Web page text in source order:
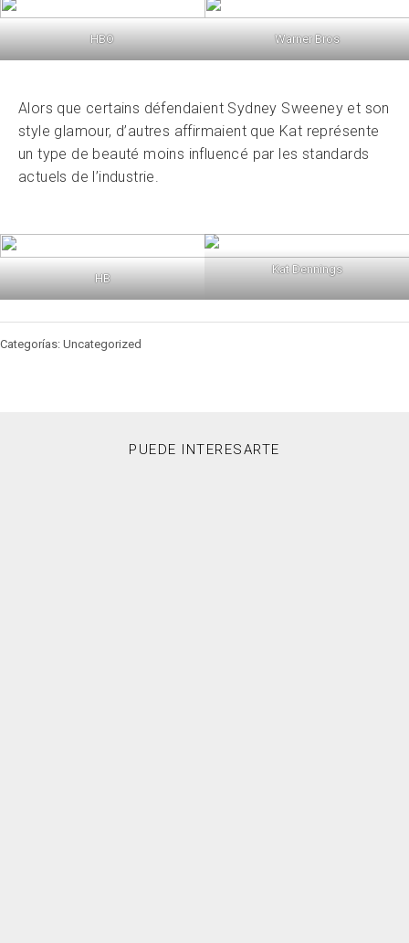
HBO Warner Bros
Alors que certains défendaient Sydney Sweeney et son
style glamour, d’autres affirmaient que Kat représente
un type de beauté moins influencé par les standards
actuels de l’industrie.
HB
Kat Dennings
Categorías: Uncategorized
PUEDE INTERESARTE